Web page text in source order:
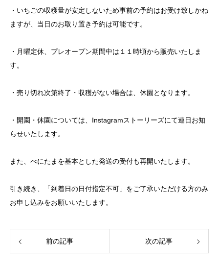
・いちごの収穫量が安定しないため事前の予約はお受け致しかね
ますが、当日のお取り置き予約は可能です。
・月曜定休、プレオープン期間中は１１時頃から販売いたしま
す。
・売り切れ次第終了・収穫がない場合は、休園となります。
・開園・休園については、Instagramストーリーズにて連日お知
らせいたします。
また、べにたまを基本とした発送の受付も再開いたします。
引き続き、「到着日の日付指定不可」をご了承いただける方のみ
お申し込みをお願いいたします。
前の記事 次の記事